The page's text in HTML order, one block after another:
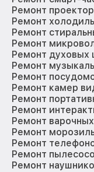
Ремонт
Ремонт
Ремонт
Ремонт
Ремонт духовых
Ремонт
Ремонт
Ремонт камер
Ремонт
Ремонт
Ремонт
Ремонт
Ремонт
Ремонт
Ремонт